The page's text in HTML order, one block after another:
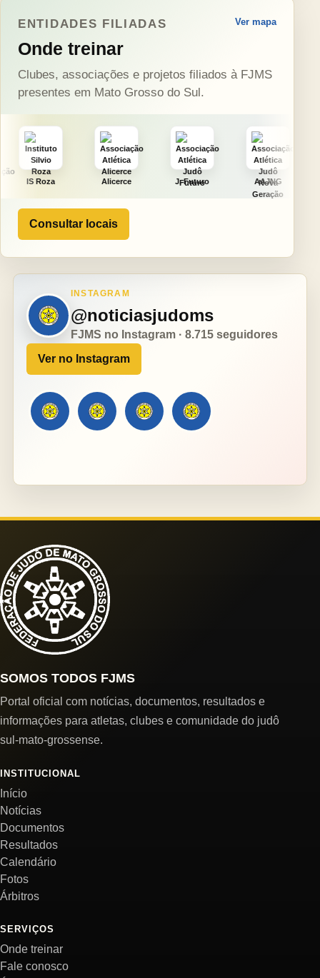
ENTIDADES FILIADAS
Onde treinar
Ver mapa
Clubes, associações e projetos filiados à FJMS
presentes em Mato Grosso do Sul.
Alicerce J. Futuro AAJNG TSURU
Consultar locais
INSTAGRAM
@noticiasjudoms
FJMS no Instagram · 8.715 seguidores
Ver no Instagram
SOMOS TODOS FJMS
Portal oficial com notícias, documentos, resultados e
informações para atletas, clubes e comunidade do judô
sul-mato-grossense.
INSTITUCIONAL
Início
Notícias
Documentos
Resultados
Calendário
Fotos
Árbitros
SERVIÇOS
Onde treinar
Fale conosco